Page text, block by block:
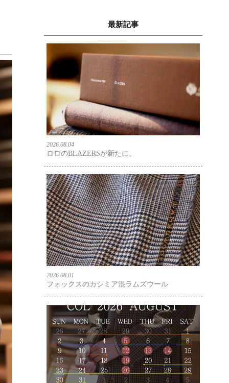
最新記事
2026.08.04
ロロのBLAZERSが新たに。
2026.08.01
フォックスのカシミア混ラムズウール